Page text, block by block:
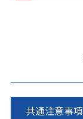
共通注意事項